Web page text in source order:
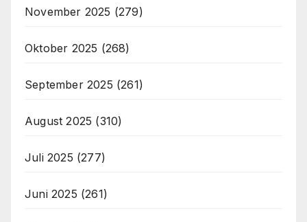
November 2025 (279)
Oktober 2025 (268)
September 2025 (261)
August 2025 (310)
Juli 2025 (277)
Juni 2025 (261)